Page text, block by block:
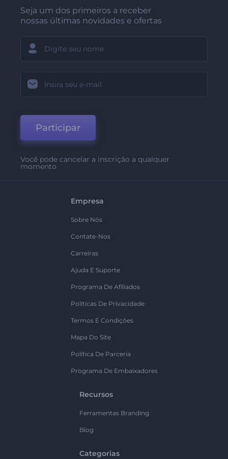
Seja um dos primeiros a receber
nossas últimas novidades e ofertas
Participar
Você pode cancelar a inscrição a qualquer
momento
Empresa
Sobre Nós
Contate-Nos
Carreiras
Ajuda E Suporte
Programa De Afiliados
Políticas De Privacidade
Termos E Condições
Mapa Do Site
Política De Parceria
Programa De Embaixadores
Recursos
Ferramentas Branding
Blog
Categorias